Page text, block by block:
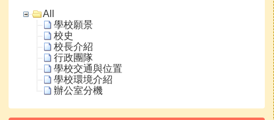
All
學校願景
校史
校長介紹
行政團隊
學校交通與位置
學校環境介紹
辦公室分機